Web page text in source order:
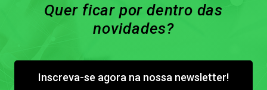
Quer ficar por dentro das
novidades?
Inscreva-se agora na nossa newsletter!